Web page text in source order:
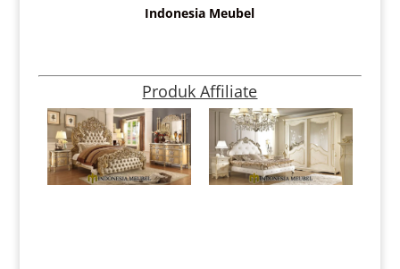
Indonesia Meubel
Produk Affiliate